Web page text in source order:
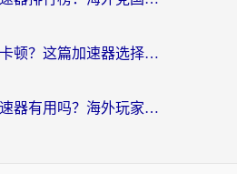
英国玩枪神纪总卡顿？这篇加速器选择指南帮你告别延迟（附实测推荐）
最强蜗牛迅游加速器有用吗？海外玩家国服游戏加速避坑指南（附德国玩忍者必须死3流星蝴蝶剑解决办法）